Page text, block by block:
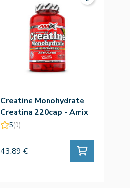
Creatine Monohydrate
Creatina 220cap - Amix
5(0)
43,89 €